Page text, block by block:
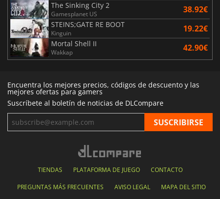
The Sinking City 2
Gamesplanet US 38.92€
STEINS;GATE RE BOOT
Kinguin 19.22€
Mortal Shell II
Wakkap 42.90€
Encuentra los mejores precios, códigos de descuento y las
mejores ofertas para gamers
Suscríbete al boletín de noticias de DLCompare
TIENDAS PLATAFORMA DE JUEGO CONTACTO
PREGUNTAS MÁS FRECUENTES AVISO LEGAL MAPA DEL SITIO